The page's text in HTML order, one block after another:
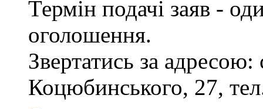
Термін подачі заяв -
оголошення.
Звертатись за адресою:
Коцюбинського, 27,